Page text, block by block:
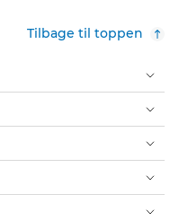
Tilbage til toppen